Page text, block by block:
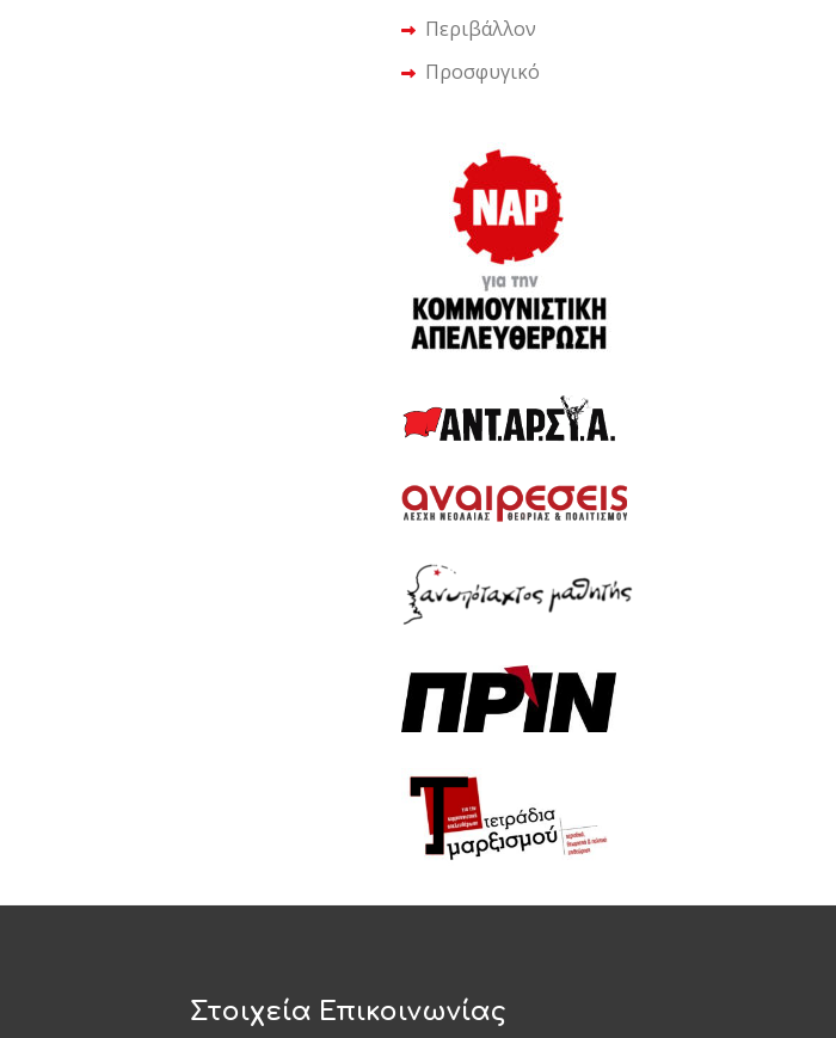
Περιβάλλον
Προσφυγικό
Στοιχεία Επικοινωνίας